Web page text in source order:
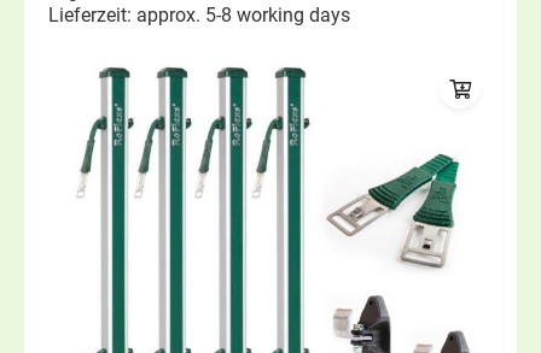
Lieferzeit: approx. 5-8 working days